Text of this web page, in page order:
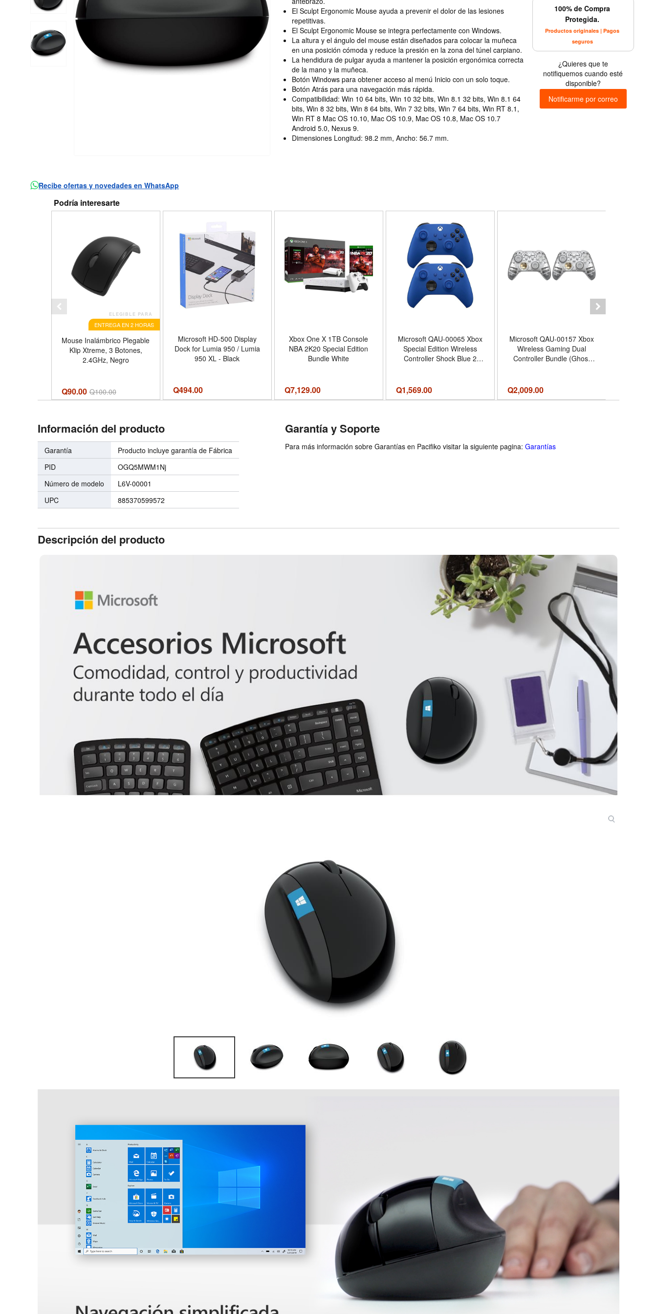
El Sculpt Ergonomic Mouse ayuda a prevenir el dolor de las lesiones
repetitivas.
El Sculpt Ergonomic Mouse se integra perfectamente con Windows.
La altura y el ángulo del mouse están diseñados para colocar la muñeca
en una posición cómoda y reduce la presión en la zona del túnel carpiano.
La hendidura de pulgar ayuda a mantener la posición ergonómica correcta
de la mano y la muñeca.
Botón Windows para obtener acceso al menú Inicio con un solo toque.
Botón Atrás para una navegación más rápida.
Compatibilidad: Win 10 64 bits, Win 10 32 bits, Win 8.1 32 bits, Win 8.1 64
bits, Win 8 32 bits, Win 8 64 bits, Win 7 32 bits, Win 7 64 bits, Win RT 8.1,
Win RT 8 Mac OS 10.10, Mac OS 10.9, Mac OS 10.8, Mac OS 10.7
Android 5.0, Nexus 9.
Dimensiones Longitud: 98.2 mm, Ancho: 56.7 mm.
100% de Compra
Protegida.
Productos originales | Pagos
seguros
¿Quieres que te
notifiquemos cuando esté
disponible?
Notificarme por correo
Recibe ofertas y novedades en WhatsApp
Podría interesarte
ELEGIBLE PARA
ENTREGA EN 2 HORAS
Mouse Inalámbrico Plegable
Klip Xtreme, 3 Botones,
2.4GHz, Negro
Q90.00 Q100.00
Microsoft HD-500 Display
Dock for Lumia 950 / Lumia
950 XL - Black
Q494.00
Xbox One X 1TB Console
NBA 2K20 Special Edition
Bundle White
Q7,129.00
Microsoft QAU-00065 Xbox
Special Edition Wireless
Controller Shock Blue 2
Q1,569.00
Microsoft QAU-00157 Xbox
Wireless Gaming Dual
Controller Bundle (Ghost
Windows PC, Android and
iOS - Color Ghost Cipher
Q2,009.00
Información del producto
Garantía
Producto incluye garantía de Fábrica
PID
OGQ5MWM1Nj
Número de modelo
L6V-00001
UPC
885370599572
Garantía y Soporte
Para más información sobre Garantías en Pacifiko visitar la siguiente pagina: Garantías
Descripción del producto